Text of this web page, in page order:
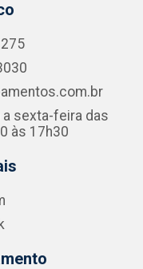
sexta-feira das
às 17h30